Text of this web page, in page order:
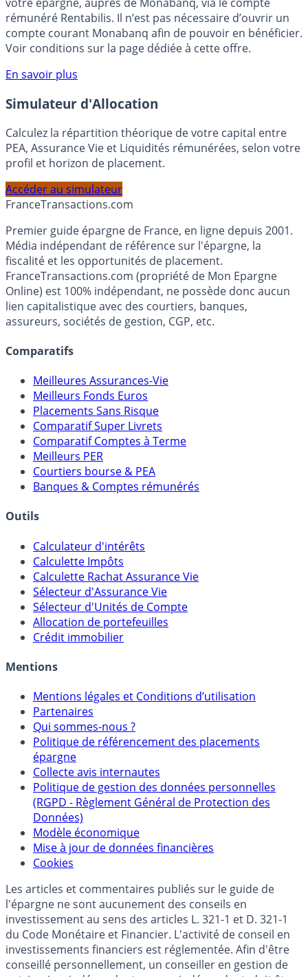
Bénéficiez de cette offre de placement sans risque pour
votre épargne, auprès de Monabanq, via le compte
rémunéré Rentabilis. Il n’est pas nécessaire d’ouvrir un
compte courant Monabanq afin de pouvoir en bénéficier.
Voir conditions sur la page dédiée à cette offre.
En savoir plus
Simulateur d'Allocation
Calculez la répartition théorique de votre capital entre
PEA, Assurance Vie et Liquidités rémunérées, selon votre
profil et horizon de placement.
Accéder au simulateur
FranceTransactions.com
Premier guide épargne de France, en ligne depuis 2001.
Média indépendant de référence sur l'épargne, la
fiscalité et les opportunités de placement.
FranceTransactions.com (propriété de Mon Epargne
Online) est 100% indépendant, ne possède donc aucun
lien capitalistique avec des courtiers, banques,
Meilleures Assurances-Vie
Meilleurs Fonds Euros
Placements Sans Risque
Comparatif Super Livrets
Comparatif Comptes à Terme
Meilleurs PER
Courtiers bourse & PEA
Calculateur d'intérêts
Calculette Impôts
Calculette Rachat Assurance Vie
Sélecteur d'Assurance Vie
Sélecteur d'Unités de Compte
Allocation de portefeuilles
Mentions légales et Conditions d’utilisation
Partenaires
Qui sommes-nous ?
Politique de référencement des placements
épargne
Collecte avis internautes
Politique de gestion des données personnelles
(RGPD - Règlement Général de Protection des
Données)
Modèle économique
Mise à jour de données financières
Cookies
Les articles et commentaires publiés sur le guide de
l'épargne ne sont aucunement des conseils en
investissement au sens des articles L. 321-1 et D. 321-1
du Code Monétaire et Financier. L'activité de conseil en
investissements financiers est réglementée. Afin d'être